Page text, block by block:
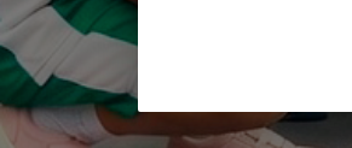
Une charte
personnel, la
Combien de